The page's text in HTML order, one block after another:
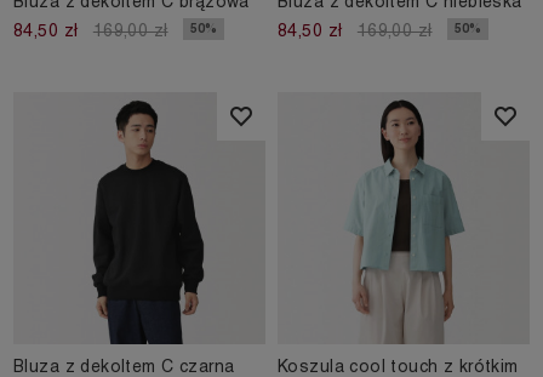
84,50 zł
169,00 zł 50%
84,50 zł
169,00 zł 50%
Bluza z dekoltem C czarna
Koszula cool touch z krótkim